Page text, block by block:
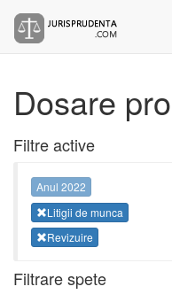
Dosare
Filtre active
Anul 2022
Litigii de munca
Revizuire
Filtrare spete